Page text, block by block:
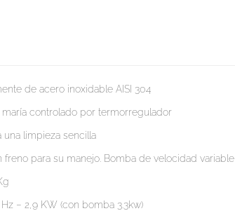
de acero inoxidable AISI 304
maría controlado por termorregulador
limpieza sencilla
freno para su manejo. Bomba de velocidad variable
– 2,9 KW (con bomba 3.3kw)